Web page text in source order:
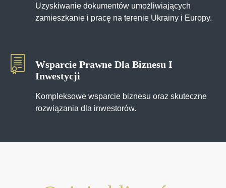
Uzyskiwanie dokumentów umożliwiających
zamieszkanie i pracę na terenie Ukrainy i Europy.
Wsparcie Prawne Dla Biznesu I
Inwestycji
Kompleksowe wsparcie biznesu oraz skuteczne
rozwiązania dla inwestorów.